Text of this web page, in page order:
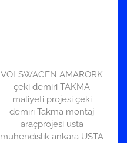
VOLSWAGEN AMARORK
çeki demiri TAKMA
maliyeti projesi çeki
demiri Takma montaj
araçprojesi usta
mühendislik ankara USTA